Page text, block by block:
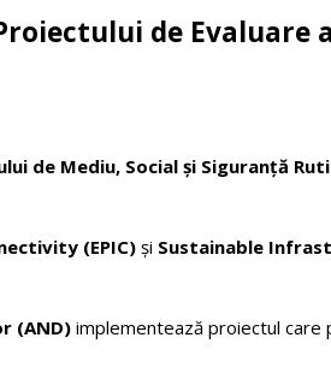
de Evaluare
de Mediu, Social și Siguranță
(EPIC) și Sustainable
(AND) implementează proiectul care